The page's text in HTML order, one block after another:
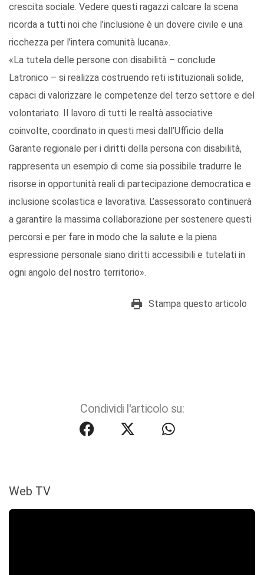
crescita sociale. Vedere questi ragazzi calcare la scena
ricorda a tutti noi che l’inclusione è un dovere civile e una
ricchezza per l’intera comunità lucana».
«La tutela delle persone con disabilità – conclude
Latronico – si realizza costruendo reti istituzionali solide,
capaci di valorizzare le competenze del terzo settore e del
volontariato. Il lavoro di tutti le realtà associative
coinvolte, coordinato in questi mesi dall’Ufficio della
Garante regionale per i diritti della persona con disabilità,
rappresenta un esempio di come sia possibile tradurre le
risorse in opportunità reali di partecipazione democratica e
inclusione scolastica e lavorativa. L’assessorato continuerà
a garantire la massima collaborazione per sostenere questi
percorsi e per fare in modo che la salute e la piena
espressione personale siano diritti accessibili e tutelati in
ogni angolo del nostro territorio».
Stampa questo articolo
Condividi l'articolo su:
Web TV